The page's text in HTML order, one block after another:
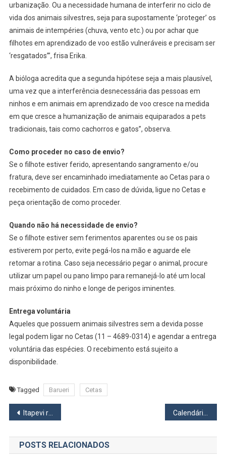
urbanização. Ou a necessidade humana de interferir no ciclo de
vida dos animais silvestres, seja para supostamente ‘proteger’ os
animais de intempéries (chuva, vento etc.) ou por achar que
filhotes em aprendizado de voo estão vulneráveis e precisam ser
‘resgatados’”, frisa Erika.
A bióloga acredita que a segunda hipótese seja a mais plausível,
uma vez que a interferência desnecessária das pessoas em
ninhos e em animais em aprendizado de voo cresce na medida
em que cresce a humanização de animais equiparados a pets
tradicionais, tais como cachorros e gatos”, observa.
Como proceder no caso de envio?
Se o filhote estiver ferido, apresentando sangramento e/ou
fratura, deve ser encaminhado imediatamente ao Cetas para o
recebimento de cuidados. Em caso de dúvida, ligue no Cetas e
peça orientação de como proceder.
Quando não há necessidade de envio?
Se o filhote estiver sem ferimentos aparentes ou se os pais
estiverem por perto, evite pegá-los na mão e aguarde ele
retomar a rotina. Caso seja necessário pegar o animal, procure
utilizar um papel ou pano limpo para remanejá-lo até um local
mais próximo do ninho e longe de perigos iminentes.
Entrega voluntária
Aqueles que possuem animais silvestres sem a devida posse
legal podem ligar no Cetas (11 – 4689-0314) e agendar a entrega
voluntária das espécies. O recebimento está sujeito a
disponibilidade.
Tagged Barueri Cetas
Navegação
de
Post
Itapevi realizou 1925 atendimentos do programa Guardiã Maria da Penha entre março e julho deste ano
POSTS RELACIONADOS